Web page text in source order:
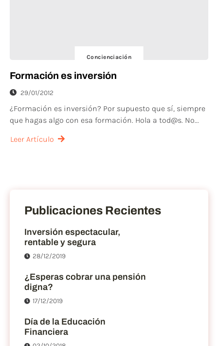
Concienciación
Formación es inversión
29/01/2012
¿Formación es inversión? Por supuesto que sí, siempre
que hagas algo con esa formación. Hola a tod@s. No...
Leer Artículo
Publicaciones Recientes
Inversión espectacular,
rentable y segura
28/12/2019
¿Esperas cobrar una pensión
digna?
17/12/2019
Día de la Educación
Financiera